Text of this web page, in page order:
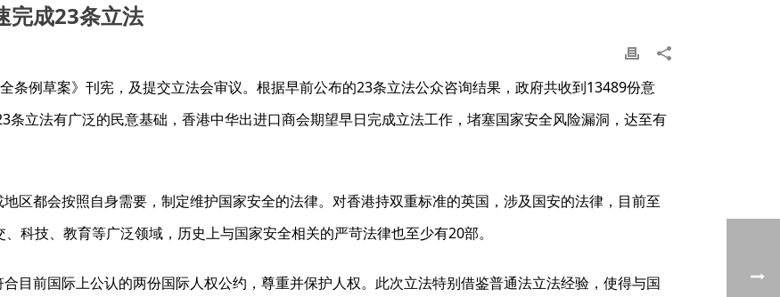
完成23条立法
条例草案》刊宪，及提交立法会审议。根据早前公布的23条立法公众咨询结果，政府共收到13489份意
条立法有广泛的民意基础，香港中华出进口商会期望早日完成立法工作，堵塞国家安全风险漏洞，达至有
区都会按照自身需要，制定维护国家安全的法律。对香港持双重标准的英国，涉及国安的法律，目前至
科技、教育等广泛领域，历史上与国家安全相关的严苛法律也至少有20部。
目前国际上公认的两份国际人权公约，尊重并保护人权。此次立法特别借鉴普通法立法经验，使得与国